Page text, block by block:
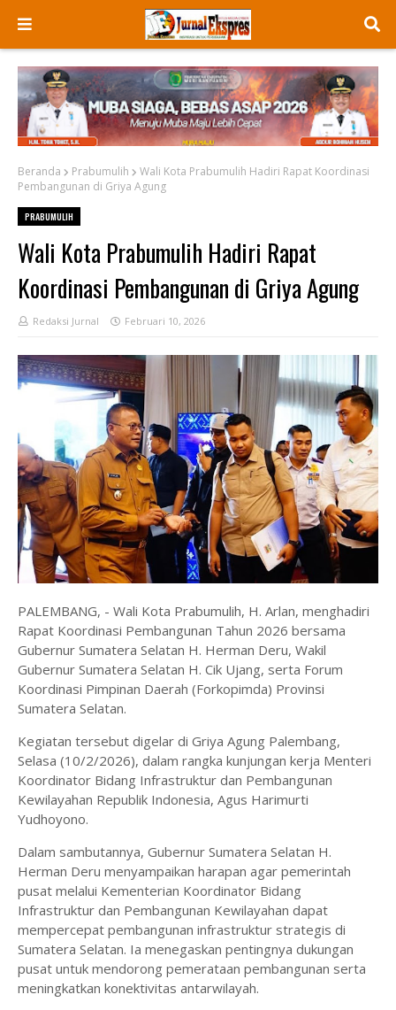
Beranda Prabumulih
Wali Kota Prabumulih Hadiri Rapat Koordinasi
Pembangunan di Griya Agung
PRABUMULIH
Wali Kota Prabumulih Hadiri Rapat
Koordinasi Pembangunan di Griya Agung
Redaksi Jurnal Februari 10, 2026
PALEMBANG, - Wali Kota Prabumulih, H. Arlan, menghadiri
Rapat Koordinasi Pembangunan Tahun 2026 bersama
Gubernur Sumatera Selatan H. Herman Deru, Wakil
Gubernur Sumatera Selatan H. Cik Ujang, serta Forum
Koordinasi Pimpinan Daerah (Forkopimda) Provinsi
Sumatera Selatan.
Kegiatan tersebut digelar di Griya Agung Palembang,
Selasa (10/2/2026), dalam rangka kunjungan kerja Menteri
Koordinator Bidang Infrastruktur dan Pembangunan
Kewilayahan Republik Indonesia, Agus Harimurti
Yudhoyono.
Dalam sambutannya, Gubernur Sumatera Selatan H.
Herman Deru menyampaikan harapan agar pemerintah
pusat melalui Kementerian Koordinator Bidang
Infrastruktur dan Pembangunan Kewilayahan dapat
mempercepat pembangunan infrastruktur strategis di
Sumatera Selatan. Ia menegaskan pentingnya dukungan
pusat untuk mendorong pemerataan pembangunan serta
meningkatkan konektivitas antarwilayah.